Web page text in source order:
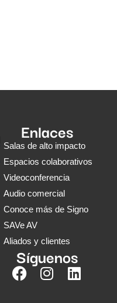
Enlaces
Salas de alto impacto
Espacios colaborativos
Videoconferencia
Audio comercial
Conoce más de Signo
SAVe AV
Aliados y clientes
Síguenos